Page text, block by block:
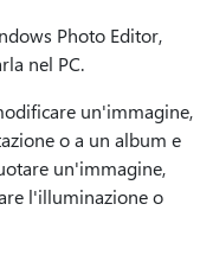
Photo Editor,
nel PC.
un'immagine,
o a un album e
un'immagine,
l'illuminazione o